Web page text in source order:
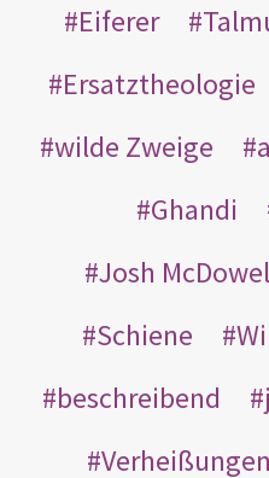
Eiferer
Ersatztheologie
wilde Zweige
Ghandi
Josh
Schiene
beschreibend
Verheißungen